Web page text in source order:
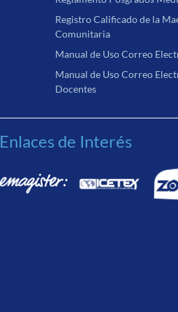
Registro Calificado de la
Comunitaria
Manual de Uso Correo
Manual de Uso Correo
Docentes
Enlaces de Interés